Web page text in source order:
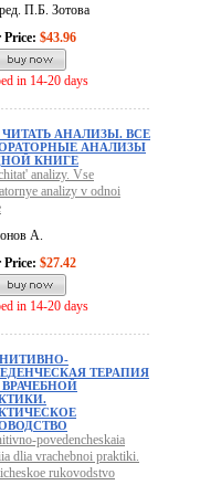
П.Б. Зотова
Price: $43.96
in 14-20 days
АНАЛИЗЫ. ВСЕ
АНАЛИЗЫ
КНИГЕ
analizy. Vse
analizy v odnoi
А.
Price: $27.42
in 14-20 days
ТЕРАПИЯ
ВРАЧЕБНОЙ
povedencheskaia
dlia vrachebnoi praktiki.
rukovodstvo